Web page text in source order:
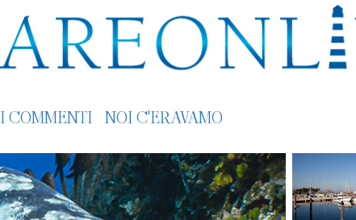
I COMMENTI NOI C'ERAVAMO